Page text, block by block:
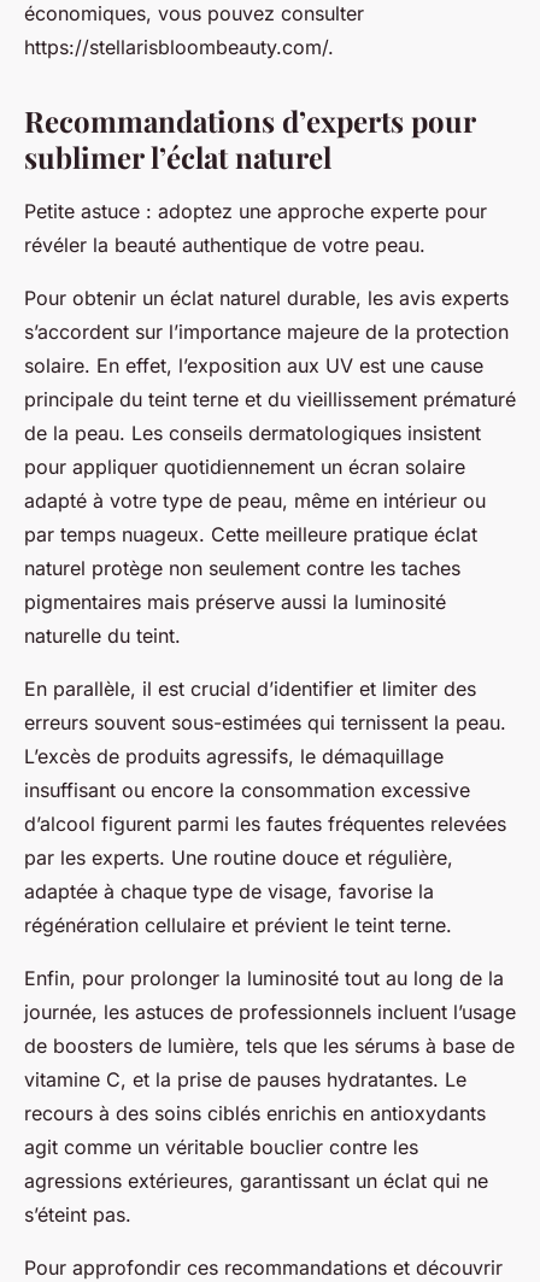
économiques, vous pouvez consulter
https://stellarisbloombeauty.com/.
Recommandations d’experts pour
sublimer l’éclat naturel
Petite astuce : adoptez une approche experte pour
révéler la beauté authentique de votre peau.
Pour obtenir un éclat naturel durable, les avis experts
s’accordent sur l’importance majeure de la protection
solaire. En effet, l’exposition aux UV est une cause
principale du teint terne et du vieillissement prématuré
de la peau. Les conseils dermatologiques insistent
pour appliquer quotidiennement un écran solaire
adapté à votre type de peau, même en intérieur ou
par temps nuageux. Cette meilleure pratique éclat
naturel protège non seulement contre les taches
pigmentaires mais préserve aussi la luminosité
naturelle du teint.
En parallèle, il est crucial d’identifier et limiter des
erreurs souvent sous-estimées qui ternissent la peau.
L’excès de produits agressifs, le démaquillage
insuffisant ou encore la consommation excessive
d’alcool figurent parmi les fautes fréquentes relevées
par les experts. Une routine douce et régulière,
adaptée à chaque type de visage, favorise la
régénération cellulaire et prévient le teint terne.
Enfin, pour prolonger la luminosité tout au long de la
journée, les astuces de professionnels incluent l’usage
de boosters de lumière, tels que les sérums à base de
vitamine C, et la prise de pauses hydratantes. Le
recours à des soins ciblés enrichis en antioxydants
agit comme un véritable bouclier contre les
agressions extérieures, garantissant un éclat qui ne
s’éteint pas.
Pour approfondir ces recommandations et découvrir